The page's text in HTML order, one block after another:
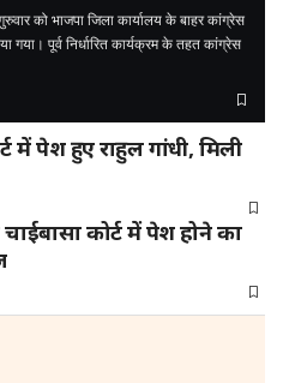
को भाजपा जिला कार्यालय के बाहर कांग्रेस
गया। पूर्व निर्धारित कार्यक्रम के तहत कांग्रेस
में पेश हुए राहुल गांधी, मिली
कोर्ट में पेश होने का